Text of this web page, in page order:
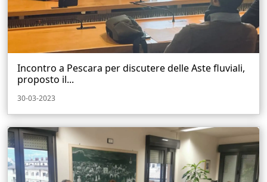
Incontro a Pescara per discutere delle Aste fluviali,
proposto il...
30-03-2023